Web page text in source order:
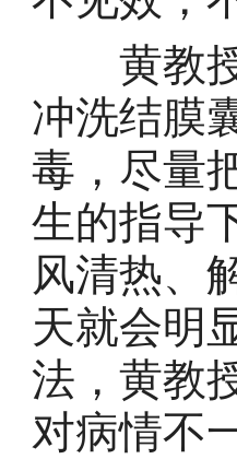
黄教授
冲洗结膜
毒，尽量
生的指导
风清热、
天就会明
法，黄教
对病情不